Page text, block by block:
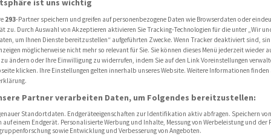
Morgen
am
ist uns wichtig
293-Partner speichern und greifen auf personenbezogene Daten wie Browserdaten oder
zu. Durch Auswahl von Akzeptieren aktivieren Sie Tracking-Technologien für die unter „Wir
um Ihnen Dienste bereitzustellen“ aufgeführten Zwecke. Wenn Tracker deaktiviert sind,
möglicherweise nicht mehr so relevant für Sie. Sie können dieses Menü jederzeit wieder
ändern oder Ihre Einwilligung zu widerrufen, indem Sie auf den Link Voreinstellungen
klicken. Ihre Einstellungen gelten innerhalb unseres Website. Weitere Informationen finden
Partner verarbeiten Daten, um Folgendes bereitzustellen:
Standortdaten. Endgeräteeigenschaften zur Identifikation aktiv abfragen. Speichern
einem Endgerät. Personalisierte Werbung und Inhalte, Messung von Werbeleistung und der
sowie Entwicklung und Verbesserung von Angeboten.